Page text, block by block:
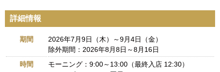
詳細情報
期間
2026年7月9日（木）～9月4日（金）
除外期間：2026年8月8日～8月16日
時間
モーニング：9:00～13:00（最終入店 12:30）